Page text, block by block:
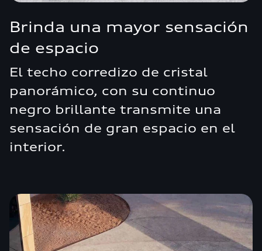
Brinda una mayor sensación
de espacio
El techo corredizo de cristal
panorámico, con su continuo
negro brillante transmite una
sensación de gran espacio en el
interior.